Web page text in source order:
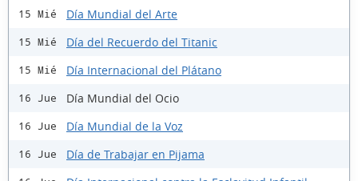
15 Mié Día Mundial del Arte
15 Mié Día del Recuerdo del Titanic
15 Mié Día Internacional del Plátano
16 Jue Día Mundial del Ocio
16 Jue Día Mundial de la Voz
16 Jue Día de Trabajar en Pijama